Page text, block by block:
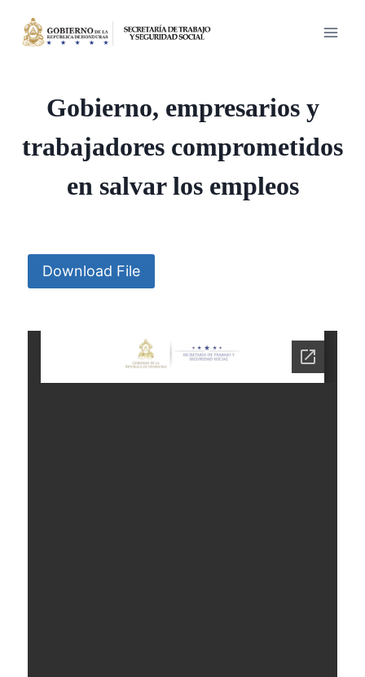
Gobierno, empresarios y
trabajadores comprometidos
en salvar los empleos
Download File